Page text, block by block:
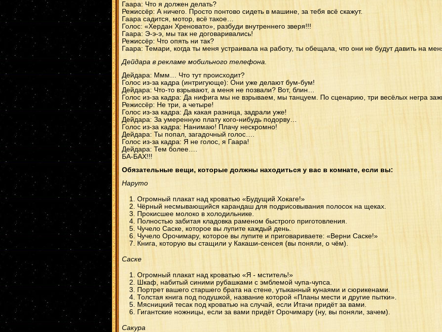
Гаара: Что я должен делать?
Режиссёр: А ничего. Просто понтово сидеть в машине, за тебя всё скажут.
Гаара садится, мотор, всё такое…
Голос: «Хердан Хреновато», разбуди внутреннего зверя!!!
Гаара: Э-э-э, мы так не договаривались!
Режиссёр: Что опять ни так?
Гаара: Темари, когда ты меня устраивала на работу, ты обещала, что они не будут давить на
Дейдара в рекламе мобильного телефона.
Дейдара: Ммм… Что тут происходит?
Голос из-за кадра (интригующе): Они уже делают бум-бум!
Дейдара: Что-то взрывают, а меня не позвали? Вот, блин…
Голос из-за кадра: Да нифига мы не взрываем, мы танцуем. По сценарию, три весёлых негра
Режиссёр: Не три, а четыре!
Голос из-за кадра: Да какая разница, задрали уже!
Дейдара: За умеренную плату кого-нибудь подорву…
Голос из-за кадра: Нанимаю! Плачу нескромно!
Дейдара: Ты попал, загадочный голос….
Голос из-за кадра: Я не голос, я Гаара!
Дейдара: Тем более….
БА-БАХ!!!
Обязательные вещи, которые должны находиться у вас в комнате, если вы:
Наруто
Огромный плакат над кроватью «Будущий Хокаге!»
Чёрный несмывающийся карандаш для подрисовывания полосок на щеках.
Прокисшее молоко в холодильнике.
Полностью забитая кладовка раменом быстрого приготовления.
Чучело Саске, которое вы лупите каждый день.
Чучело Орочимару, которое вы лупите и приговариваете: «Верни Саске!»
Книга, которую вы стащили у Какаши-сенсея (вы поняли, о чём).
Саске
Огромный плакат над кроватью «Я - мститель!»
Шкаф, набитый синими рубашками с эмблемой чупа-чупса.
Портрет вашего старшего брата на стене, утыканный кунаями и сюрикенами.
Толстая книга под подушкой, название которой «Планы мести и другие пытки».
Мясницкий тесак под кроватью на случай, если Итачи придёт за вами.
Гигантские ножницы, если за вами придёт Орочимару (ну, вы поняли, зачем).
Сакура